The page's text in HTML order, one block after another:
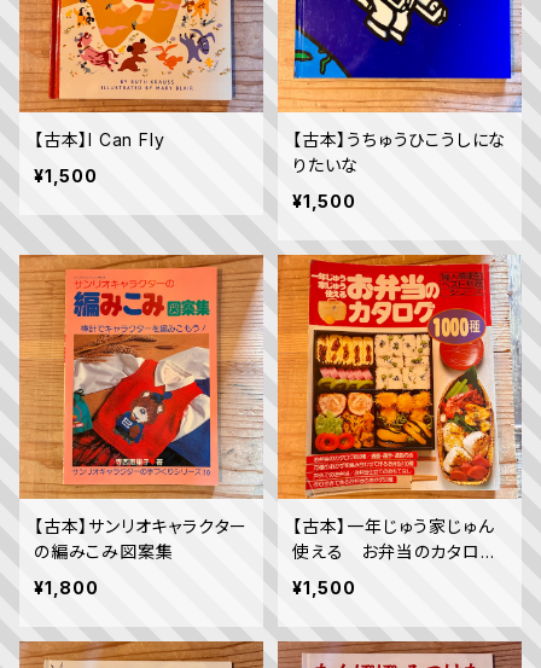
【古本】I Can Fly
¥1,500
【古本】うちゅうひこうしにな
りたいな
¥1,500
【古本】サンリオキャラクター
の編みこみ図案集
¥1,800
【古本】一年じゅう家じゅん
使える お弁当のカタログ1
000種（婦人倶楽部ベスト
料理シリーズ）
¥1,500